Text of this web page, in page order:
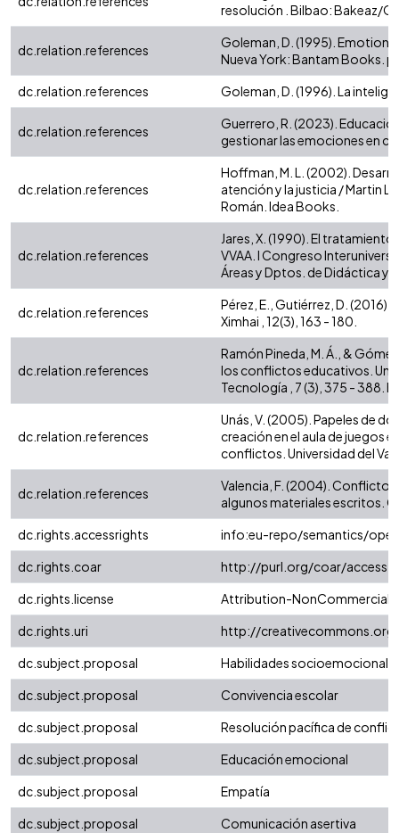
resolución . Bilbao: Bakeaz/
dc.relation.references
Goleman, D. (1995).
Nueva York: Bantam Books.
dc.relation.references
Goleman, D. (1996). La
dc.relation.references
Guerrero, R. (2023).
gestionar las emociones en
dc.relation.references
Hoffman, M. L. (2002).
atención y la justicia / Martin
Román. Idea Books.
dc.relation.references
Jares, X. (1990). El
VVAA. I Congreso
Áreas y Dptos. de Didáctica y
dc.relation.references
Pérez, E., Gutiérrez, D.
Ximhai , 12(3), 163 - 180.
dc.relation.references
Ramón Pineda, M. Á., &
los conflictos educativos.
Tecnología , 7 (3), 375 -
dc.relation.references
Unás, V. (2005). Papeles de
creación en el aula de juegos
conflictos. Universidad del
dc.relation.references
Valencia, F. (2004). Conflicto
algunos materiales escritos.
dc.rights.accessrights
info:eu-repo/semantics/
dc.rights.coar
http://purl.org/coar/
dc.rights.license
Attribution-NonCommercial-
dc.rights.uri
http://
dc.subject.proposal
Habilidades
dc.subject.proposal
Convivencia escolar
dc.subject.proposal
Resolución pacífica de
dc.subject.proposal
Educación emocional
dc.subject.proposal
Empatía
dc.subject.proposal
Comunicación asertiva